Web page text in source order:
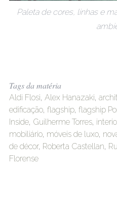
Paleta de cores, linhas e
Tags da matéria
Aldi Flosi, Alex Hanazaki,
edificação, flagship, flagship
Inside, Guilherme Torres,
mobiliário, móveis de luxo,
de décor, Roberta Castellan,
Florense